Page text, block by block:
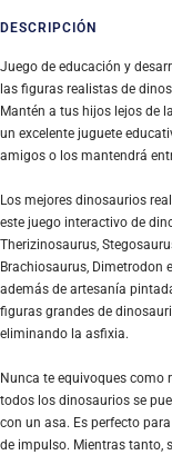
DESCRIPCIÓN
Juego de educación y
las figuras realistas de
Mantén a tus hijos lejos de
un excelente juguete
amigos o los mantendrá
Los mejores dinosaurios
este juego interactivo de
Therizinosaurus,
Brachiosaurus, Dimetrodon
además de artesanía
figuras grandes de
eliminando la asfixia.
Nunca te equivoques como
todos los dinosaurios se
con un asa. Es perfecto
de impulso. Mientras tanto,